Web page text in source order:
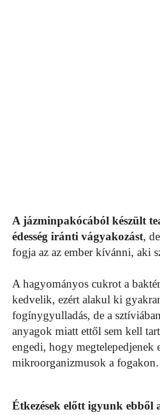
A jázminpakócából készült
édesség iránti vágyakozást,
fogja az az ember kívánni, aki
A hagyományos cukrot a
kedvelik, ezért alakul ki
fogínygyulladás, de a
anyagok miatt ettől sem kell
engedi, hogy megtelepedjenek
mikroorganizmusok a fogakon.
Étkezések előtt igyunk ebből